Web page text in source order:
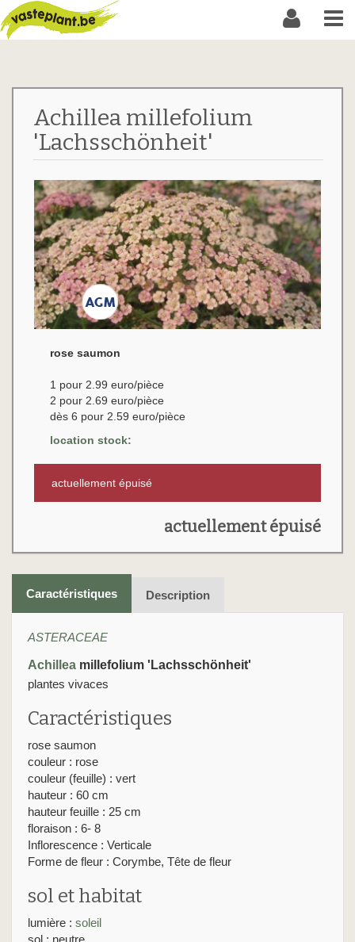
Achillea millefolium
'Lachsschönheit'
rose saumon
1 pour 2.99 euro/pièce
2 pour 2.69 euro/pièce
dès 6 pour 2.59 euro/pièce
location stock:
actuellement épuisé
actuellement épuisé
Caractéristiques Description
ASTERACEAE
Achillea millefolium 'Lachsschönheit'
plantes vivaces
Caractéristiques
rose saumon
couleur : rose
couleur (feuille) : vert
hauteur : 60 cm
hauteur feuille : 25 cm
floraison : 6- 8
Inflorescence : Verticale
Forme de fleur : Corymbe, Tête de fleur
sol et habitat
lumière : soleil